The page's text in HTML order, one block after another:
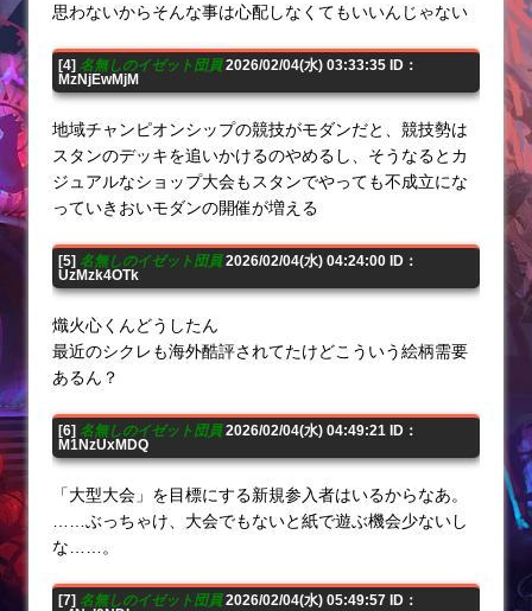
思わないからそんな事は心配しなくてもいいんじゃない
[4] 名無しのイゼット団員2026/02/04(水) 03:33:35 ID：
MzNjEwMjM
地域チャンピオンシップの競技がモダンだと、競技勢は
スタンのデッキを追いかけるのやめるし、そうなるとカ
ジュアルなショップ大会もスタンでやっても不成立にな
っていきおいモダンの開催が増える
[5] 名無しのイゼット団員2026/02/04(水) 04:24:00 ID：
UzMzk4OTk
熾火心くんどうしたん
最近のシクレも海外酷評されてたけどこういう絵柄需要
あるん？
[6] 名無しのイゼット団員2026/02/04(水) 04:49:21 ID：
M1NzUxMDQ
「大型大会」を目標にする新規参入者はいるからなあ。
……ぶっちゃけ、大会でもないと紙で遊ぶ機会少ないし
な……。
[7] 名無しのイゼット団員2026/02/04(水) 05:49:57 ID：